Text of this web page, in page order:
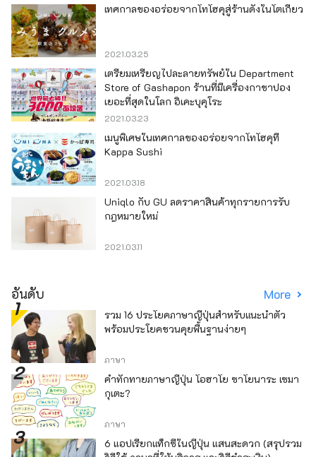
เทศกาลของอร่อยจากโทโฮคุสู่ร้านดังในโตเกียว
2021.03.25
เตรียมเหรียญไปละลายทรัพย์ใน Department
Store of Gashapon ร้านที่มีเครื่องกาชาปอง
เยอะที่สุดในโลก อิเคะบุคุโระ
2021.03.23
เมนูพิเศษในเทศกาลของอร่อยจากโทโฮคุที่
Kappa Sushi
2021.03.18
Uniqlo กับ GU ลดราคาสินค้าทุกรายการรับ
กฎหมายใหม่
2021.03.11
อันดับ More
รวม 16 ประโยคภาษาญี่ปุ่นสำหรับแนะนำตัว
พร้อมประโยคชวนคุยพื้นฐานง่ายๆ
ภาษา
คำทักทายภาษาญี่ปุ่น โอฮาโย ซาโยนาระ เซมา
กุเตะ?
ภาษา
6 แอปเรียกแท็กซี่ในญี่ปุ่น แสนสะดวก (สรุปรวม